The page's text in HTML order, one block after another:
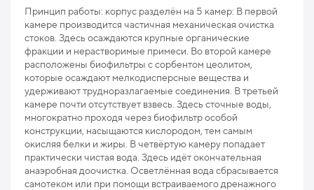
Принцип работы: корпус разделён на 5 камер: В первой
камере производится частичная механическая очистка
стоков. Здесь осаждаются крупные органические
фракции и нерастворимые примеси. Во второй камере
расположены биофильтры с сорбентом цеолитом,
которые осаждают мелкодисперсные вещества и
удерживают трудноразлагаемые соединения. В третьей
камере почти отсутствует взвесь. Здесь сточные воды,
многократно проходя через биофильтр особой
конструкции, насыщаются кислородом, тем самым
окисляя белки и жиры. В четвёртую камеру попадает
практически чистая вода. Здесь идёт окончательная
анаэробная доочистка. Осветлённая вода сбрасывается
самотеком или при помощи встраиваемого дренажного